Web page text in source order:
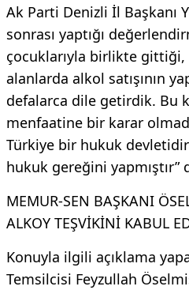
Ak Parti Denizli İl Başkanı
sonrası yaptığı
çocuklarıyla birlikte gittiği,
alanlarda alkol satışının
defalarca dile getirdik. Bu
menfaatine bir karar
Türkiye bir hukuk
hukuk gereğini yapmıştır”
MEMUR-SEN BAŞKANI
ALKOY TEŞVİKİNİ KABUL
Konuyla ilgili açıklama
Temsilcisi Feyzullah